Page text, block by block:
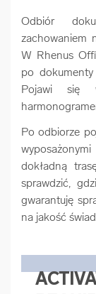
Odbiór
zachowaniem
W Rhenus
po
Pojawi się
Po odbiorze
dokładną
sprawdzić,
gwarantuję
na jakość